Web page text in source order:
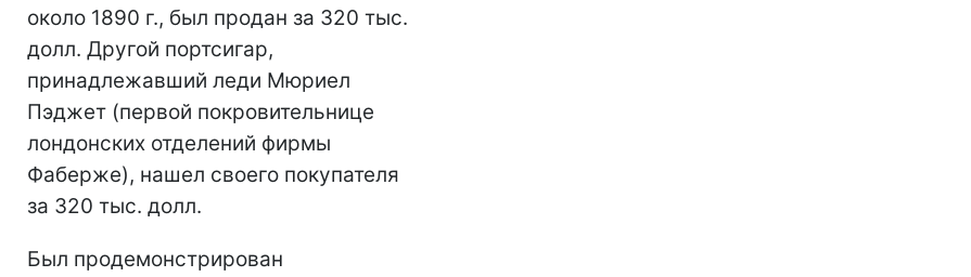
около 1890 г., был продан за 320 тыс.
долл. Другой портсигар,
принадлежавший леди Мюриел
Пэджет (первой покровительнице
лондонских отделений фирмы
Фаберже), нашел своего покупателя
за 320 тыс. долл.
Был продемонстрирован